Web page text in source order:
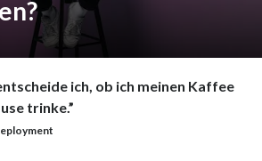
ich, ob ich meinen Kaffee
trinke.”